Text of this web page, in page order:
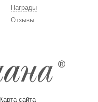
Награды
Отзывы
Карта сайта